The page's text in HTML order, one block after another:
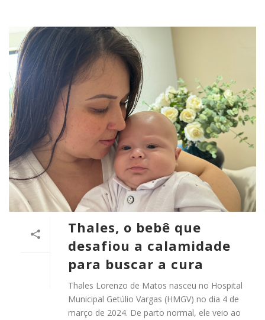
Thales, o bebê que
desafiou a calamidade
para buscar a cura
Thales Lorenzo de Matos nasceu no Hospital
Municipal Getúlio Vargas (HMGV) no dia 4 de
março de 2024. De parto normal, ele veio ao